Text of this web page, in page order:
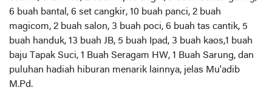
6 buah bantal, 6 set cangkir, 10 buah panci, 2 buah
magicom, 2 buah salon, 3 buah poci, 6 buah tas cantik, 5
buah handuk, 13 buah JB, 5 buah Ipad, 3 buah kaos,1 buah
baju Tapak Suci, 1 Buah Seragam HW, 1 Buah Sarung, dan
puluhan hadiah hiburan menarik lainnya, jelas Mu'adib
M.Pd.